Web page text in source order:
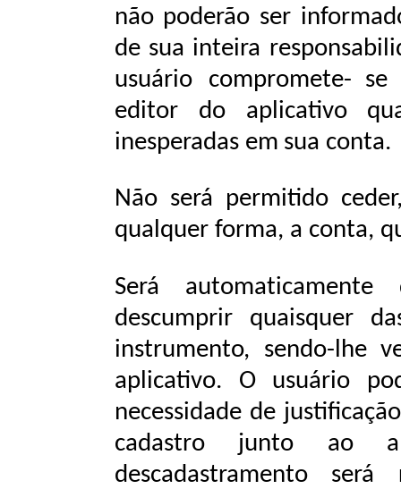
não poderão ser
de sua inteira
usuário
compromete- se
editor
do aplicativo
inesperadas em sua conta.
Não será permitido
qualquer forma, a conta,
Será automaticamente
descumprir
quaisquer
instrumento,
sendo-lhe
aplicativo. O usuário
necessidade de
cadastro
junto ao
descadastramento
será